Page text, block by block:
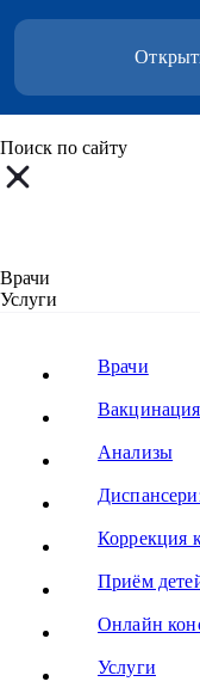
Поиск по сайту
Врачи
Услуги
Все результаты поиска
Все результаты поиска
Все результаты поиска
Все результаты поиска
Все результаты поиска
По вашему запросу
Врачи
Вакцинация
Анализы
Коррекция
Приём
Онлайн
Услуги